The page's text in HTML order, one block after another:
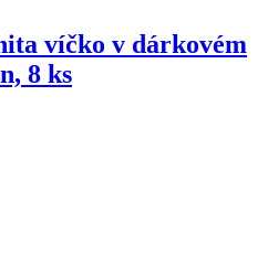
víčko v dárkovém
8 ks